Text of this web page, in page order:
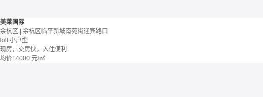
美莱国际
余杭区 | 余杭区临平新城南苑街迎宾路口
loft 小户型
现房，交房快，入住便利
均价14000 元/㎡